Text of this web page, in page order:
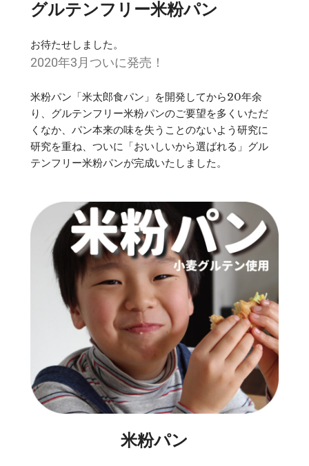
グルテンフリー米粉パン
お待たせしました。
2020年3月ついに発売！
米粉パン「米太郎食パン」を開発してから20年余
り、グルテンフリー米粉パンのご要望を多くいただ
くなか、パン本来の味を失うことのないよう研究に
研究を重ね、ついに「おいしいから選ばれる」グル
テンフリー米粉パンが完成いたしました。
米粉パン